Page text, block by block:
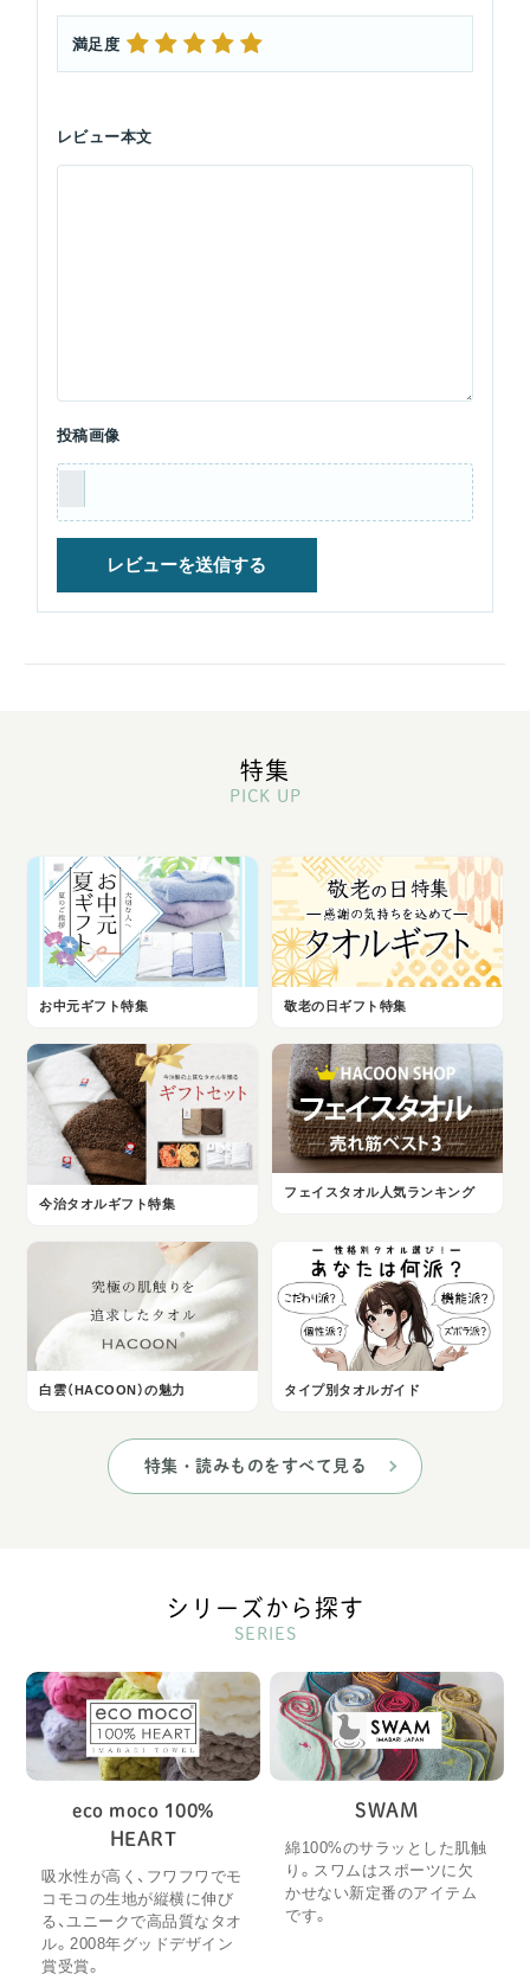
満足度
レビュー本文
投稿画像
特集
PICK UP
お中元ギフト特集 敬老の日ギフト特集
今治タオルギフト特集
フェイスタオル人気ランキング
白雲（HACOON）の魅力 タイプ別タオルガイド
特集・読みものをすべて見る
シリーズから探す
SERIES
eco moco 100%
HEART
吸水性が高く、フワフワでモ
コモコの生地が縦横に伸び
る、ユニークで高品質なタオ
ル。2008年グッドデザイン
賞受賞。
SWAM
綿100%のサラッとした肌触
り。スワムはスポーツに欠
かせない新定番のアイテム
です。